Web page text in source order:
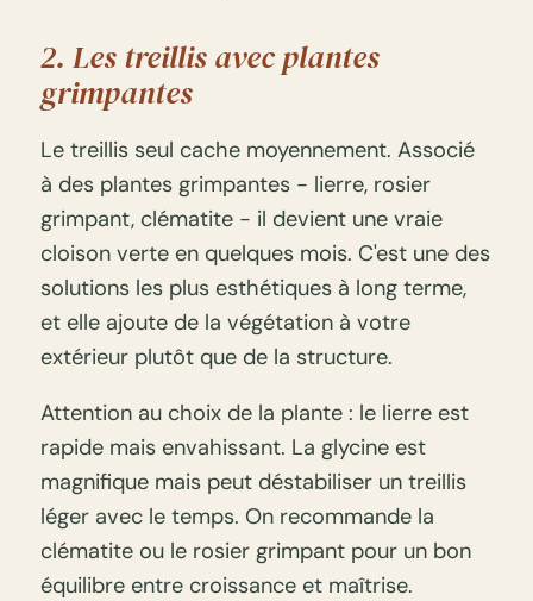
2. Les treillis avec plantes
grimpantes
Le treillis seul cache moyennement. Associé
à des plantes grimpantes - lierre, rosier
grimpant, clématite - il devient une vraie
cloison verte en quelques mois. C'est une des
solutions les plus esthétiques à long terme,
et elle ajoute de la végétation à votre
extérieur plutôt que de la structure.
Attention au choix de la plante : le lierre est
rapide mais envahissant. La glycine est
magnifique mais peut déstabiliser un treillis
léger avec le temps. On recommande la
clématite ou le rosier grimpant pour un bon
équilibre entre croissance et maîtrise.